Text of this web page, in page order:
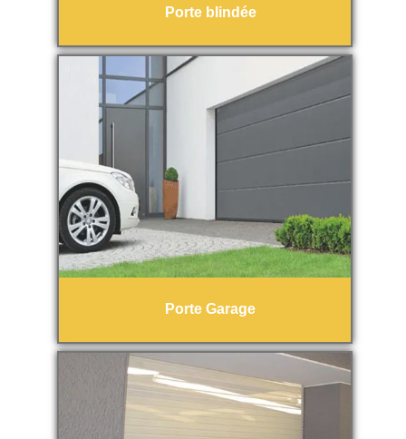
Porte blindée
Porte Garage